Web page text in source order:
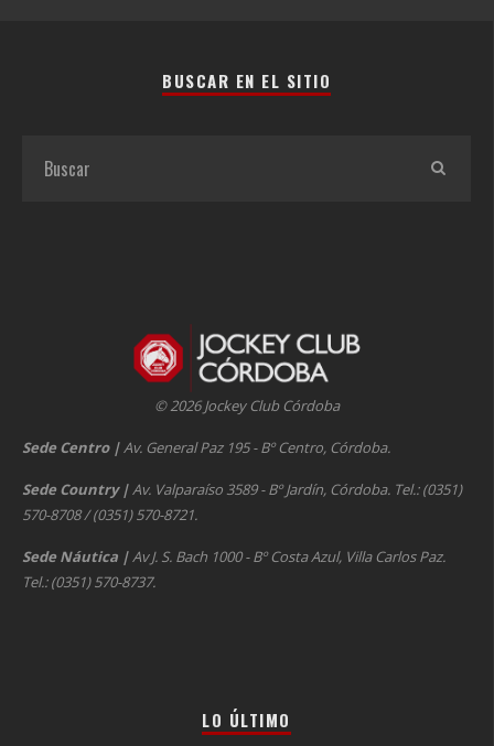
BUSCAR EN EL SITIO
© 2026 Jockey Club Córdoba
Sede Centro |Av. General Paz 195 - Bº Centro, Córdoba.
Sede Country |Av. Valparaíso 3589 - Bº Jardín, Córdoba. Tel.: (0351)
570-8708 / (0351) 570-8721.
Sede Náutica |Av J. S. Bach 1000 - Bº Costa Azul, Villa Carlos Paz.
Tel.: (0351) 570-8737.
LO ÚLTIMO